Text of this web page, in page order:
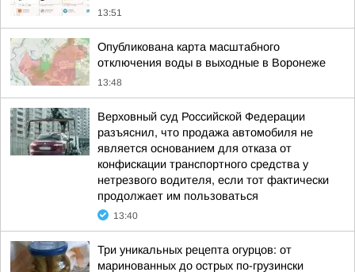
13:51
Опубликована карта масштабного
отключения воды в выходные в Воронеже
13:48
Верховный суд Российской Федерации
разъяснил, что продажа автомобиля не
является основанием для отказа от
конфискации транспортного средства у
нетрезвого водителя, если тот фактически
продолжает им пользоваться
13:40
Три уникальных рецепта огурцов: от
маринованных до острых по-грузински